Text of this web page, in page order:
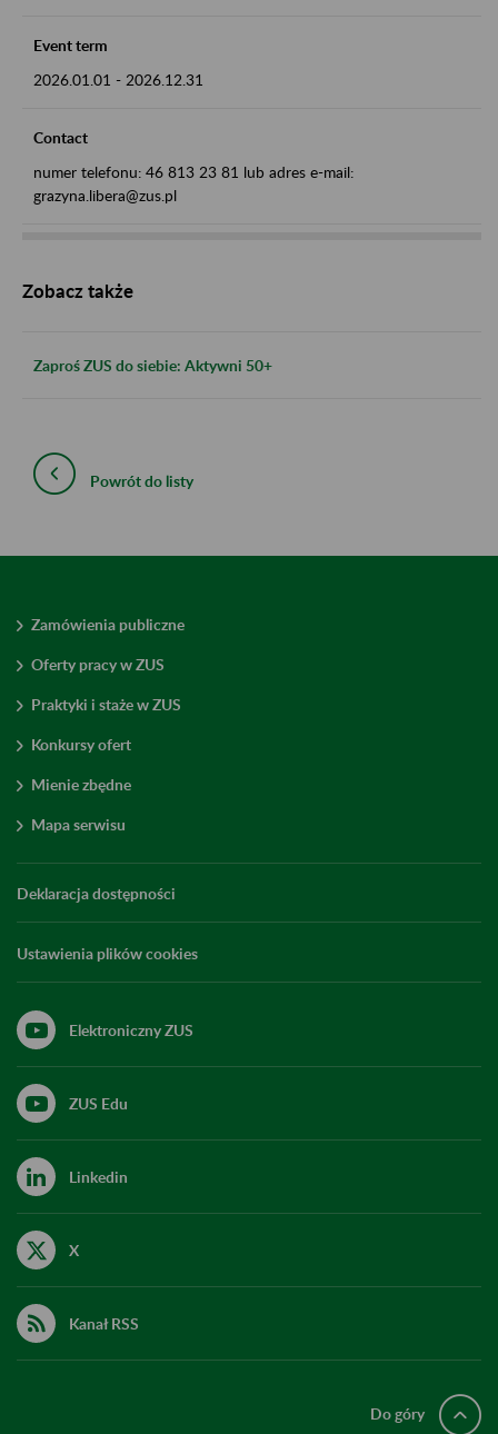
Event term
2026.01.01 - 2026.12.31
Contact
numer telefonu: 46 813 23 81 lub adres e-mail:
grazyna.libera@zus.pl
Zobacz także
Zaproś ZUS do siebie: Aktywni 50+
Powrót do listy
Zamówienia publiczne
Oferty pracy w ZUS
Praktyki i staże w ZUS
Konkursy ofert
Mienie zbędne
Mapa serwisu
Deklaracja dostępności
Ustawienia plików cookies
Elektroniczny ZUS
ZUS Edu
Linkedin
X
Kanał RSS
Do góry